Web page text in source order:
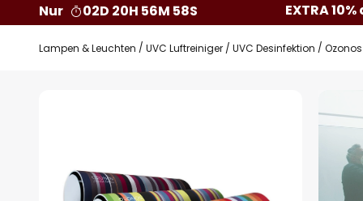
Nur
02D 20H 56M 57S EXTRA
Lampen & Leuchten UVC Luftreiniger / UVC Desinfektion
springen